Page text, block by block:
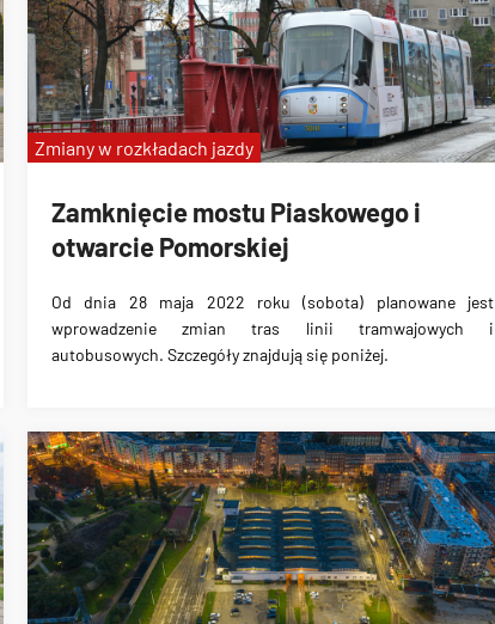
Zamknięcie mostu Piaskowego i
otwarcie Pomorskiej
Od dnia 28 maja 2022 roku (sobota) planowane jest
wprowadzenie zmian tras linii tramwajowych i
autobusowych. Szczegóły znajdują się poniżej.
Zmiany w rozkładach jazdy